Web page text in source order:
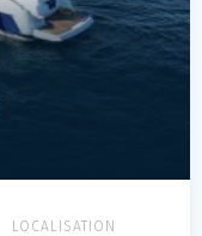
LOCALISATION